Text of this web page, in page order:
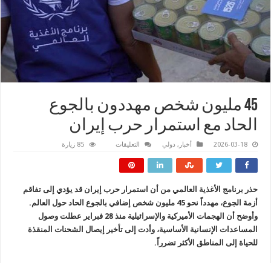
45 مليون شخص مهددون بالجوع
الحاد مع استمرار حرب إيران
2026-03-18 أخبار , دولي التعليقات
الحاد
استمرار
حرب
مغلقة
85 زيارة
حذر برنامج الأغذية العالمي من أن استمرار حرب إيران قد يؤدي إلى تفاقم
أزمة الجوع، مهدداً نحو 45 مليون شخص إضافي بالجوع الحاد حول العالم.
وأوضح أن الهجمات الأميركية والإسرائيلية منذ 28 فبراير عطلت وصول
المساعدات الإنسانية الأساسية، وأدت إلى تأخير إيصال الشحنات المنقذة
للحياة إلى المناطق الأكثر تضرراً.